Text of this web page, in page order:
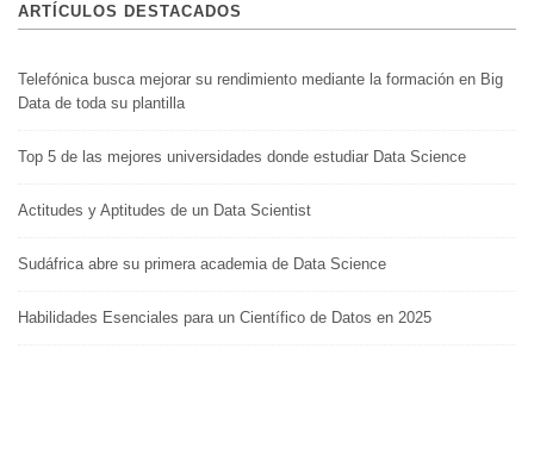
ARTÍCULOS DESTACADOS
Telefónica busca mejorar su rendimiento mediante la formación en Big
Data de toda su plantilla
Top 5 de las mejores universidades donde estudiar Data Science
Actitudes y Aptitudes de un Data Scientist
Sudáfrica abre su primera academia de Data Science
Habilidades Esenciales para un Científico de Datos en 2025